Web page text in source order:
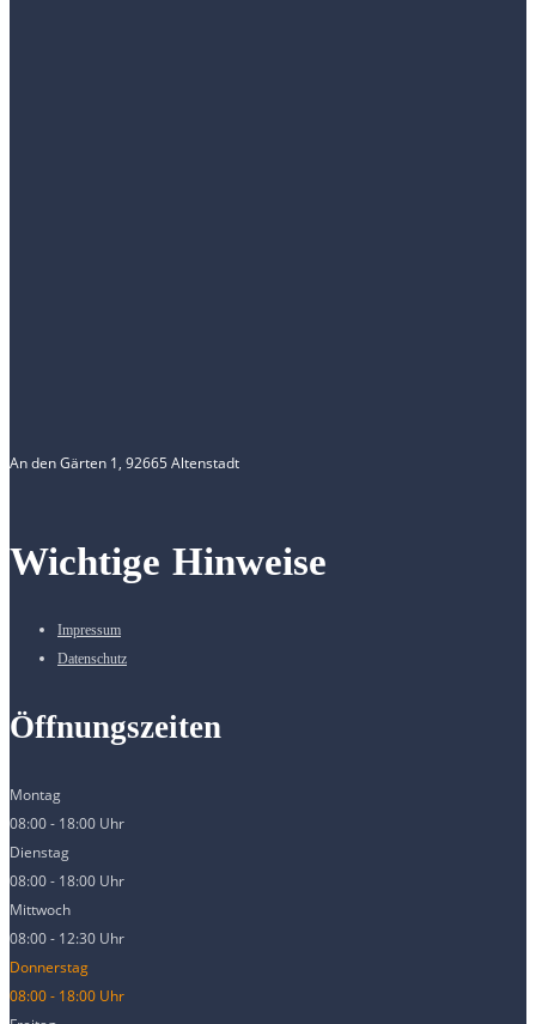
An den Gärten 1, 92665 Altenstadt
Wichtige Hinweise
Impressum
Datenschutz
Öffnungszeiten
Montag
08:00 - 18:00 Uhr
Dienstag
08:00 - 18:00 Uhr
Mittwoch
08:00 - 12:30 Uhr
Donnerstag
08:00 - 18:00 Uhr